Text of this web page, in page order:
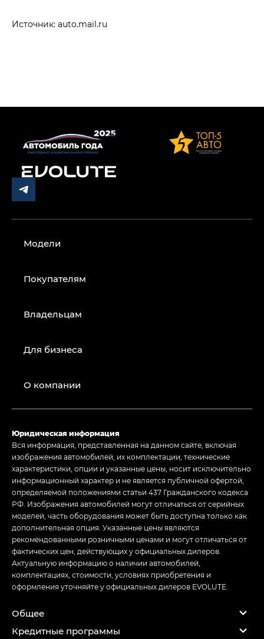
Источник: auto.mail.ru
Модели
Покупателям
Владельцам
Для бизнеса
О компании
Юридическая информация
Вся информация, представленная на данном сайте, включая
изображения автомобилей, их комплектации, технические
характеристики, опции и указанные цены, носит исключительно
информационный характер и не является публичной офертой,
определяемой положениями статьи 437 Гражданского кодекса
РФ. Изображения автомобилей могут отличаться от серийных
моделей, часть оборудования может быть доступна только как
дополнительная опция. Указанные цены являются
рекомендованными розничными ценами и могут отличаться от
фактических цен, действующих у официальных дилеров.
Актуальную информацию о наличии автомобилей,
комплектациях, стоимости, условиях приобретения и
оформления уточняйте у официальных дилеров EVOLUTE.
Общее
Кредитные программы